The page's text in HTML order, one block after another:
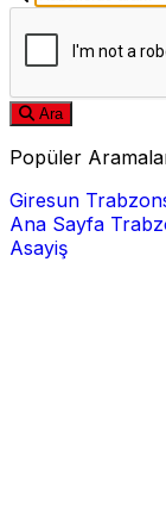
Ara
Popüler
Giresun
Ana Sayfa
Asayiş